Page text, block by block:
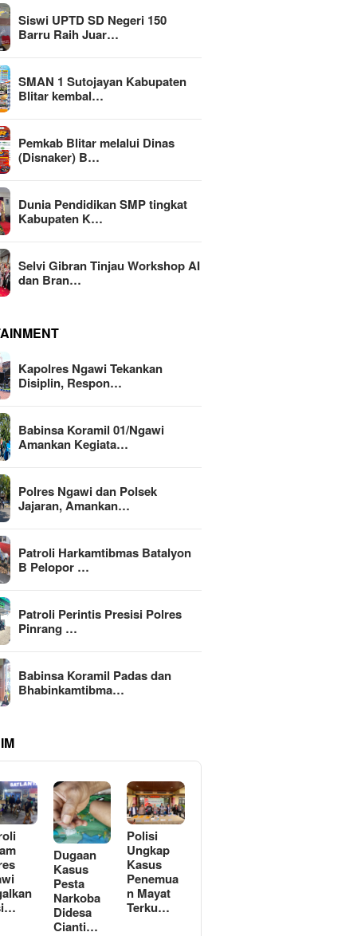
Siswi UPTD SD Negeri 150
Barru Raih Juar…
SMAN 1 Sutojayan Kabupaten
Blitar kembal…
Pemkab Blitar melalui Dinas
(Disnaker) B…
Dunia Pendidikan SMP tingkat
Kabupaten K…
Selvi Gibran Tinjau Workshop AI
dan Bran…
Kapolres Ngawi Tekankan
Disiplin, Respon…
Babinsa Koramil 01/Ngawi
Amankan Kegiata…
Polres Ngawi dan Polsek
Jajaran, Amankan…
Patroli Harkamtibmas Batalyon
B Pelopor …
Patroli Perintis Presisi Polres
Pinrang …
Babinsa Koramil Padas dan
Bhabinkamtibma…
Dugaan
Kasus
Pesta
Narkoba
Didesa
Cianti…
Polisi
Ungkap
Kasus
Penemua
n Mayat
Terku…